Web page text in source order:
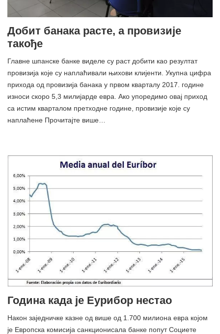
Добит банака расте, а провизије
такође
Главне шпанске банке виделе су раст добити као резултат
провизија које су наплаћивали њихови клијенти. Укупна цифра
прихода од провизија банака у првом кварталу 2017. године
износи скоро 5,3 милијарде евра. Ако упоредимо овај приход
са истим кварталом претходне године, провизије које су
наплаћене Прочитајте више…
Година када је Еурибор нестао
Након заједничке казне од више од 1.700 милиона евра којом
је Европска комисија санкционисала банке попут Социете